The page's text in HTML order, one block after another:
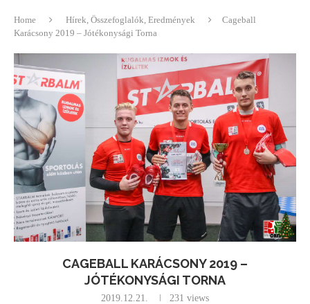
Home Hírek, Összefoglalók, Eredmények
Cageball
Karácsony 2019 – Jótékonysági Torna
CAGEBALL KARÁCSONY 2019 –
JÓTÉKONYSÁGI TORNA
2019.12.21. 231 views